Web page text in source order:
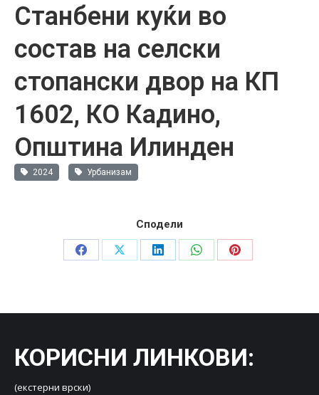
Станбени куќи во
состав на селски
стопански двор на КП
1602, КО Кадино,
Општина Илинден
2024 Урбанизам
Сподели
Share
Share
Share
Share
Share
КОРИСНИ ЛИНКОВИ:
(екстерни врски)